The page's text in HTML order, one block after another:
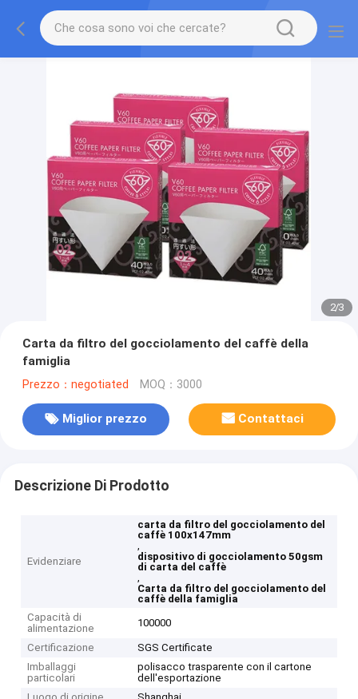
2/3
Carta da filtro del gocciolamento del caffè della
famiglia
Prezzo：negotiated MOQ：3000
Miglior prezzo Contattaci
Descrizione Di Prodotto
Evidenziare
carta da filtro del gocciolamento del
caffè 100x147mm
,
dispositivo di gocciolamento 50gsm
di carta del caffè
,
Carta da filtro del gocciolamento del
caffè della famiglia
Capacità di
alimentazione
100000
Certificazione
SGS Certificate
Imballaggi
particolari
polisacco trasparente con il cartone
dell'esportazione